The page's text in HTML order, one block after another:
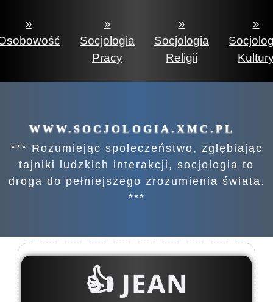
»
»
Socjologia
Pracy
»
Socjologia
Religii
»
WWW.SOCJOLOGIA.XMC.PL
*** Rozumiejąc społeczeństwo, zgłębiając
tajniki ludzkich interakcji, socjologia to
droga do pełniejszego zrozumienia świata.
***
👍 JEAN